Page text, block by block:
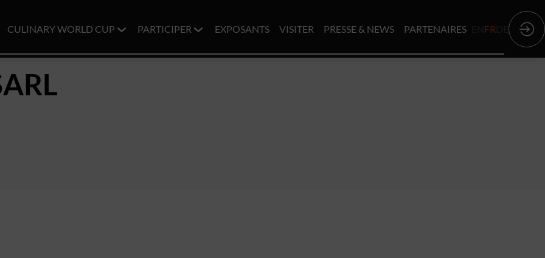
CULINARY WORLD CUP PARTICIPER EXPOSANTS VISITER PRESSE & NEWS PARTENAIRES FR